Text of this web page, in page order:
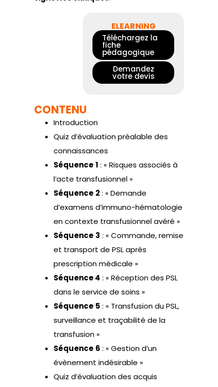
ELEARNING
Téléchargez la
fiche
pédagogique
Demandez
votre devis
CONTENU
Introduction
Quiz d’évaluation préalable des
connaissances
Séquence1 : « Risques associés à
l’acte transfusionnel »
Séquence 2: « Demande
d’examens d’immuno-hématologie
en contexte transfusionnel avéré »
Séquence 3 : « Commande, remise
et transport de PSL après
prescription médicale »
Séquence 4 : « Réception des PSL
dans le service de soins »
Séquence 5 : « Transfusion du PSL,
surveillance et traçabilité de la
transfusion »
Séquence 6 : « Gestion d’un
évènement indésirable »
Quiz d’évaluation des acquis